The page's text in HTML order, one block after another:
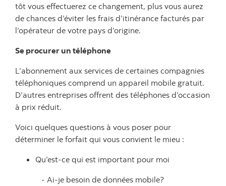
tôt vous effectuerez ce changement, plus vous aurez
de chances d’éviter les frais d’itinérance facturés par
l’opérateur de votre pays d’origine.
Se procurer un téléphone
L’abonnement aux services de certaines compagnies
téléphoniques comprend un appareil mobile gratuit.
D’autres entreprises offrent des téléphones d’occasion
à prix réduit.
Voici quelques questions à vous poser pour
déterminer le forfait qui vous convient le mieu :
Qu’est-ce qui est important pour moi
- Ai-je besoin de données mobile?